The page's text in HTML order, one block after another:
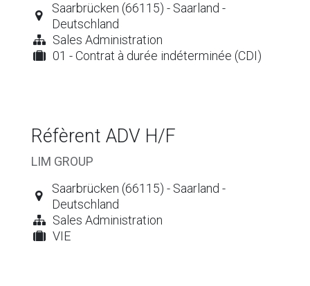
Saarbrücken (66115) - Saarland -
Deutschland
Sales Administration
01 - Contrat à durée indéterminée (CDI)
Réfèrent ADV H/F
LIM GROUP
Saarbrücken (66115) - Saarland -
Deutschland
Sales Administration
VIE